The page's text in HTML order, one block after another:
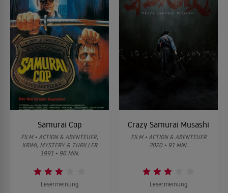
Samurai Cop
FILM • ACTION & ABENTEUER,
KRIMI, MYSTERY & THRILLER
1991 • 96 MIN.
Lesermeinung
Crazy Samurai Musashi
FILM • ACTION & ABENTEUER
2020 • 91 MIN.
Lesermeinung